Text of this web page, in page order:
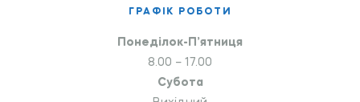
ГРАФІК РОБОТИ
Понеділок-П’ятниця
8.00 – 17.00
Субота